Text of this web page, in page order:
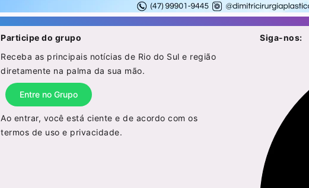
Participe do grupo
Receba as principais notícias de Rio do Sul e região
diretamente na palma da sua mão.
Entre no Grupo
Ao entrar, você está ciente e de acordo com os
termos de uso e privacidade.
Siga-nos: